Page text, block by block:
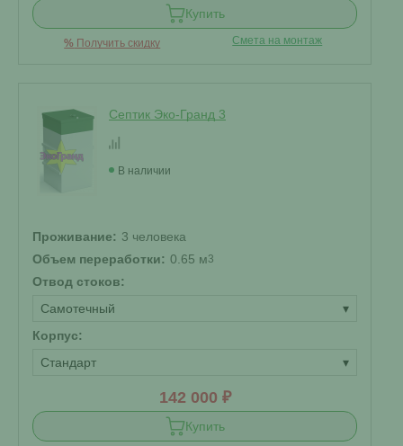
Купить
% Получить скидку Смета на монтаж
Септик Эко-Гранд 3
В наличии
Проживание: 3 человека
Объем переработки: 0.65 м3
Отвод стоков:
Самотечный
▾
Корпус:
Стандарт
▾
142 000 ₽
Купить